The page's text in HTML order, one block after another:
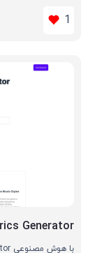
1
Generator